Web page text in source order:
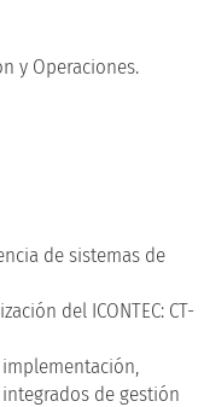
y Operaciones.
de sistemas de
del ICONTEC: CT-
de gestión